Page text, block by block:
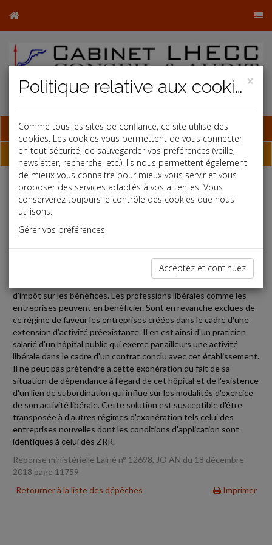
Base documentaire
Dépêches
j a
b
Fiscal TPE
Date: 2019-02-18
ALLÈGEMENTS D'IMPÔT EN ZRR
Les entreprises créés ou reprises dans des zones de
revitalisation rurale (ZRR) jusqu'au 31 décembre 2020 peuvent à
d'impôt sur les bénéfices. Les professions libérales comme les
entreprises peuvent en bénéficier. Sont en revanche exclues de
ce régime de faveur les entreprises créées dans le cadre d'une
extension d'activité préexistante. Il en est ainsi d'un praticien
salarié d'un hôpital public qui exerce par ailleurs une activité
libérale dans le cadre d'un contrat conclu avec cet établissement.
Il ne peut pas prétendre à cette exonération du fait de sa
situation de dépendance à l'égard de cet hôpital et de l'existence
d'un lien de subordination qui influe sur les modalités d'exercice
de son activité libérale. Cette solution est susceptible d'être
transposée à d'autres régimes d'exonération tels celui des
entreprises nouvelles dont les conditions d'application sont
identiques à celui des ZRR.
Réponse ministérielle Lainé n° 12698, JO AN du 18 décembre
2018 page 11759
Retourner à la liste des dépêches
Imprimer
×
Politique relative aux cookies
Comme tous les sites de confiance, ce site utilise des
cookies. Les cookies vous permettent de vous connecter
en tout sécurité, de sauvegarder vos préférences (veille,
newsletter, recherche, etc.). Ils nous permettent également
de mieux vous connaitre pour mieux vous servir et vous
proposer des services adaptés à vos attentes. Vous
conserverez toujours le contrôle des cookies que nous
utilisons.
Gérer vos préférences
Acceptez et continuez